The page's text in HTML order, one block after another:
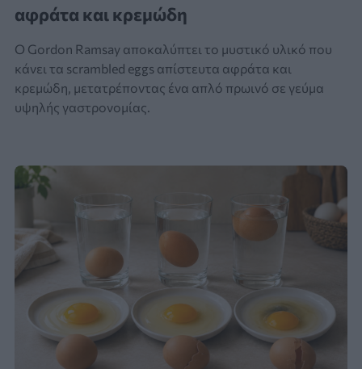
αφράτα και κρεμώδη
Ο Gordon Ramsay αποκαλύπτει το μυστικό υλικό που
κάνει τα scrambled eggs απίστευτα αφράτα και
κρεμώδη, μετατρέποντας ένα απλό πρωινό σε γεύμα
υψηλής γαστρονομίας.